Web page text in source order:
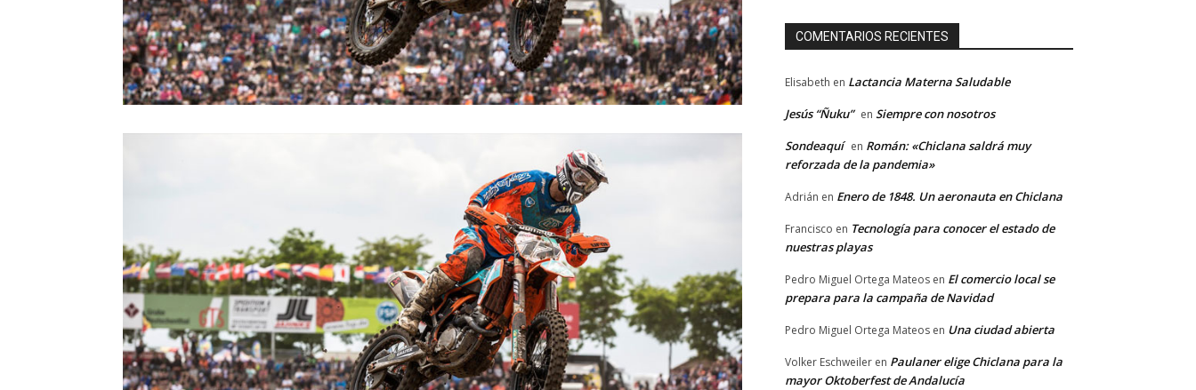
COMENTARIOS RECIENTES
Elisabeth en Lactancia Materna Saludable
Jesús “Ñuku” en Siempre con nosotros
Sondeaquí en Román: «Chiclana saldrá muy
reforzada de la pandemia»
Adrián en Enero de 1848. Un aeronauta en Chiclana
Francisco en Tecnología para conocer el estado de
nuestras playas
Pedro Miguel Ortega Mateos en El comercio local se
prepara para la campaña de Navidad
Pedro Miguel Ortega Mateos en Una ciudad abierta
Volker Eschweiler en Paulaner elige Chiclana para la
mayor Oktoberfest de Andalucía